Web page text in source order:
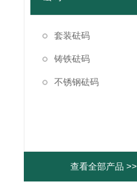
套装砝码
铸铁砝码
不锈钢砝码
查看全部产品 >>